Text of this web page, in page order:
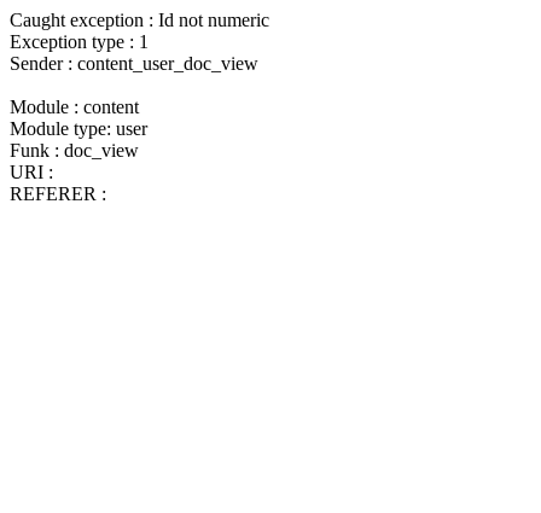
Caught exception : Id not numeric
Exception type : 1
Sender : content_user_doc_view
Module : content
Module type: user
Funk : doc_view
URI :
REFERER :